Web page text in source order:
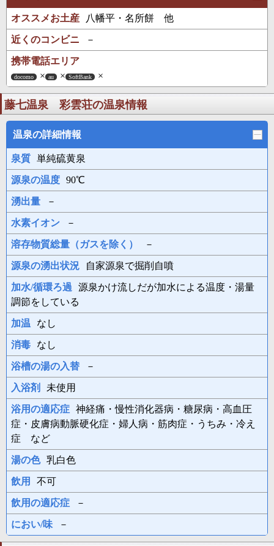
オススメお土産 八幡平・名所餅 他
近くのコンビニ －
携帯電話エリア
docomo × au × SoftBank ×
藤七温泉 彩雲荘の温泉情報
温泉の詳細情報
泉質 単純硫黄泉
源泉の温度 90℃
湧出量 －
水素イオン －
溶存物質総量（ガスを除く） －
源泉の湧出状況 自家源泉で掘削自噴
加水/循環ろ過
源泉かけ流しだが加水による温度・湯量
調節をしている
加温 なし
消毒 なし
浴槽の湯の入替 －
入浴剤 未使用
浴用の適応症 神経痛・慢性消化器病・糖尿病・高血圧
症・皮膚病動脈硬化症・婦人病・筋肉症・うちみ・冷え
症 など
湯の色 乳白色
飲用 不可
飲用の適応症 －
におい/味 －